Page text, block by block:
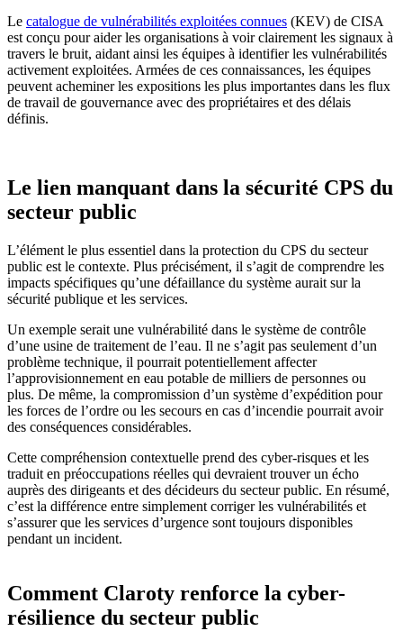
Le catalogue de vulnérabilités exploitées connues (KEV) de CISA
est conçu pour aider les organisations à voir clairement les signaux à
travers le bruit, aidant ainsi les équipes à identifier les vulnérabilités
activement exploitées. Armées de ces connaissances, les équipes
peuvent acheminer les expositions les plus importantes dans les flux
de travail de gouvernance avec des propriétaires et des délais
définis.
Le lien manquant dans la sécurité CPS du
secteur public
L’élément le plus essentiel dans la protection du CPS du secteur
public est le contexte. Plus précisément, il s’agit de comprendre les
impacts spécifiques qu’une défaillance du système aurait sur la
sécurité publique et les services.
Un exemple serait une vulnérabilité dans le système de contrôle
d’une usine de traitement de l’eau. Il ne s’agit pas seulement d’un
problème technique, il pourrait potentiellement affecter
l’approvisionnement en eau potable de milliers de personnes ou
plus. De même, la compromission d’un système d’expédition pour
les forces de l’ordre ou les secours en cas d’incendie pourrait avoir
des conséquences considérables.
Cette compréhension contextuelle prend des cyber-risques et les
traduit en préoccupations réelles qui devraient trouver un écho
auprès des dirigeants et des décideurs du secteur public. En résumé,
c’est la différence entre simplement corriger les vulnérabilités et
s’assurer que les services d’urgence sont toujours disponibles
pendant un incident.
Comment Claroty renforce la cyber-
résilience du secteur public